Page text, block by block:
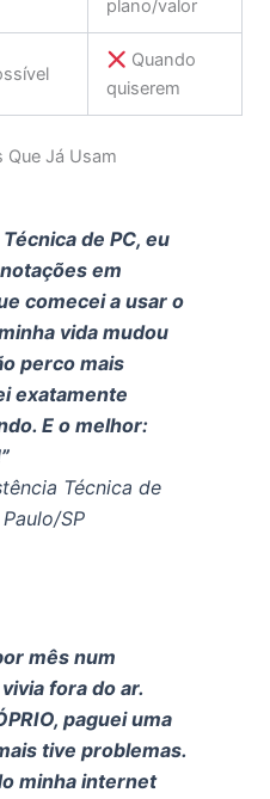
plano/valor
Quando
quiserem
Já Usam
de PC, eu
em
comecei a usar o
vida mudou
perco mais
exatamente
E o melhor:
Técnica de
SP
mês num
fora do ar.
paguei uma
tive problemas.
minha internet